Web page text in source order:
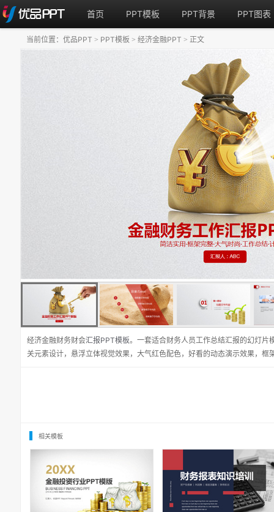
首页 PPT模板 PPT背景 PPT图表
经济金融财务财会汇报PPT模板。一套适合财务人员工作总结汇报的幻灯片
关元素设计，悬浮立体视觉效果，大气红色配色，好看的动态演示效果，框
当前位置： 优品PPT > PPT模板 > 经济金融PPT > 正文
相关模板